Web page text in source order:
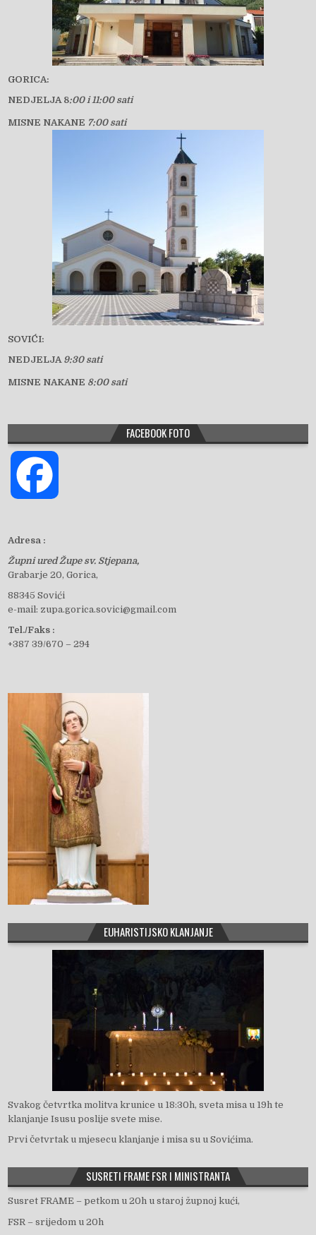
GORICA:
NEDJELJA 8:00 i 11:00 sati
MISNE NAKANE 7:00 sati
SOVIĆI:
NEDJELJA 9:30 sati
MISNE NAKANE 8:00 sati
FACEBOOK FOTO
c
o
o
k
Adresa :
Župni ured Župe sv. Stjepana,
Grabarje 20, Gorica,
88345 Sovići
e-mail: zupa.gorica.sovici@gmail.com
Tel./Faks :
+387 39/670 – 294
EUHARISTIJSKO KLANJANJE
Svakog četvrtka molitva krunice u 18:30h, sveta misa u 19h te
klanjanje Isusu poslije svete mise.
Prvi četvrtak u mjesecu klanjanje i misa su u Sovićima.
SUSRETI FRAME FSR I MINISTRANTA
Susret FRAME – petkom u 20h u staroj župnoj kući,
FSR – srijedom u 20h